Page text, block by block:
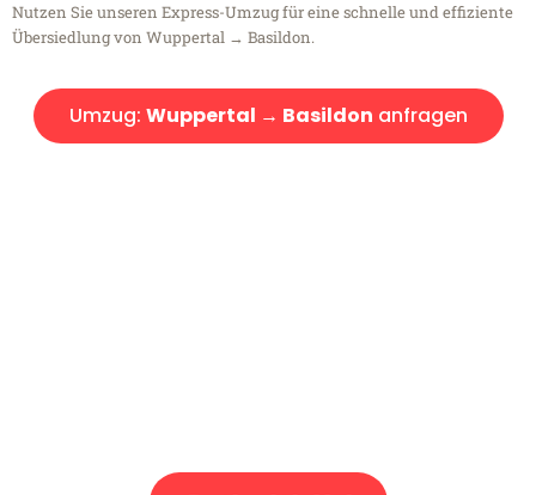
Nutzen Sie unseren Express-Umzug für eine schnelle und effiziente
Übersiedlung von Wuppertal → Basildon.
Umzug: Wuppertal → Basildon anfragen